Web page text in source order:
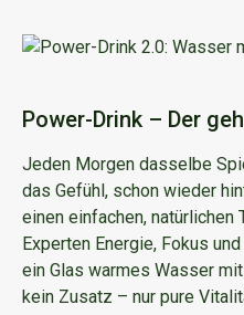
Power-Drink – Der
Jeden Morgen dasselbe
das Gefühl, schon wieder
einen einfachen, natürlichen
Experten Energie, Fokus
ein Glas warmes Wasser
kein Zusatz – nur pure